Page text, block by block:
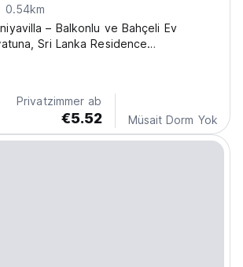
0.54km
– Balkonlu ve Bahçeli Ev
Sri Lanka Residence
tam donanımlı ev ünitesi sunuyor.
plajlara, sörf noktalarına,
Privatzimmer ab
€5.52 Müsait Dorm Yok